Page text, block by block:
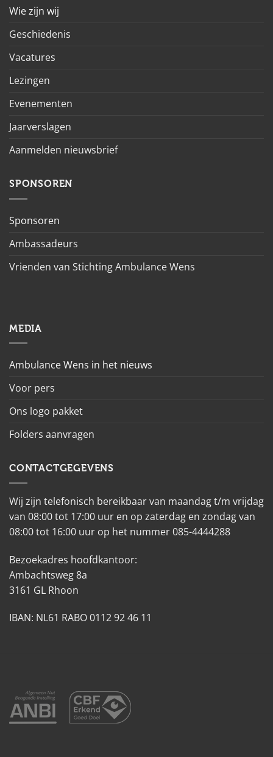
Wie zijn wij
Geschiedenis
Vacatures
Lezingen
Evenementen
Jaarverslagen
Aanmelden nieuwsbrief
SPONSOREN
Sponsoren
Ambassadeurs
Vrienden van Stichting Ambulance Wens
MEDIA
Ambulance Wens in het nieuws
Voor pers
Ons logo pakket
Folders aanvragen
CONTACTGEGEVENS
Wij zijn telefonisch bereikbaar van maandag t/m vrijdag
van 08:00 tot 17:00 uur en op zaterdag en zondag van
08:00 tot 16:00 uur op het nummer 085-4444288
Bezoekadres hoofdkantoor:
Ambachtsweg 8a
3161 GL Rhoon
IBAN: NL61 RABO 0112 92 46 11